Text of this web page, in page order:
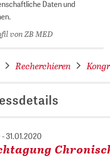
Daten und
von ZB MED
Recherchieren
31.01.2020